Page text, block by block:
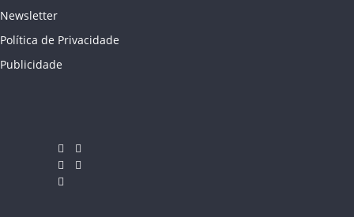
Newsletter
Política de Privacidade
Publicidade